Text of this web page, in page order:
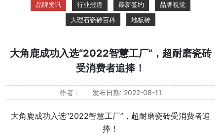
品牌资讯 行业报道 最新签约
品牌视觉
大理石瓷砖百科
地板砖
大角鹿成功入选“2022智慧工厂”，超耐磨瓷砖
受消费者追捧！
作者： 发布日期: 2022-08-11
大角鹿成功入选“2022智慧工厂”，超耐磨瓷砖受消费者追
捧！